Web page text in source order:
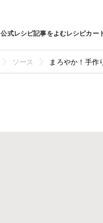
公式レシピ記事をよむレシピカー
ソース まろやか！手作